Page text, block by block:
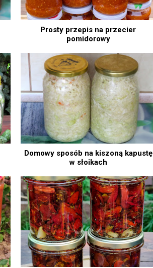
Prosty przepis na przecier
pomidorowy
Domowy sposób na kiszoną kapustę
w słoikach